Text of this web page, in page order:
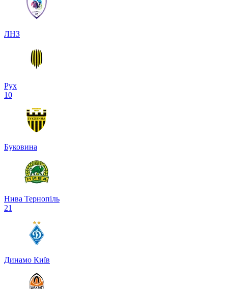
ЛНЗ
Рух
10
Буковина
Нива Тернопіль
21
Динамо Київ